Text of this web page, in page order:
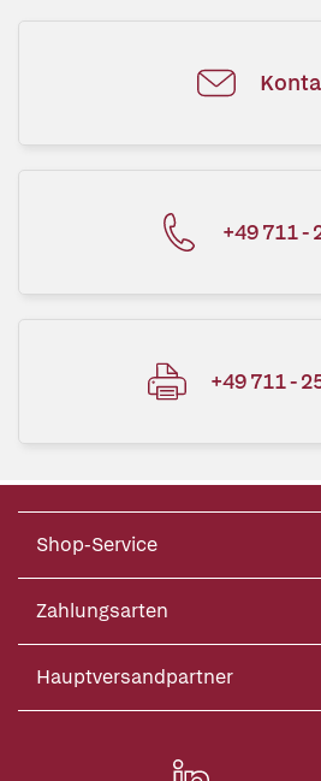
+49 711 -
+49 711 -
Shop-Service
Zahlungsarten
Hauptversandpartner